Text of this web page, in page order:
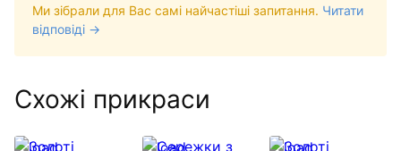
Ми зібрали для Вас самі найчастіші запитання. Читати
відповіді →
Схожі прикраси